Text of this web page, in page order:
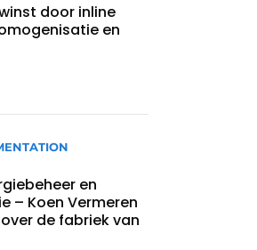
door inline
en
en
– Koen Vermeren
de fabriek van